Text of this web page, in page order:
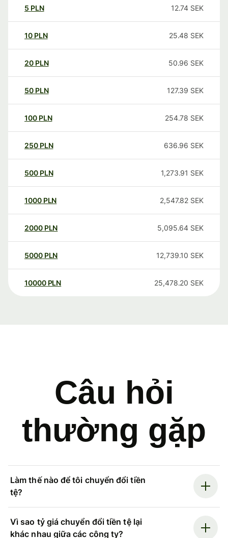
5 PLN 12.74 SEK
10 PLN 25.48 SEK
20 PLN 50.96 SEK
50 PLN 127.39 SEK
100 PLN 254.78 SEK
250 PLN 636.96 SEK
500 PLN 1,273.91 SEK
1000 PLN 2,547.82 SEK
2000 PLN 5,095.64 SEK
5000 PLN 12,739.10 SEK
10000 PLN 25,478.20 SEK
Câu hỏi
thường gặp
Làm thế nào để tôi chuyển đổi tiền
tệ?
Vì sao tỷ giá chuyển đổi tiền tệ lại
khác nhau giữa các công ty?